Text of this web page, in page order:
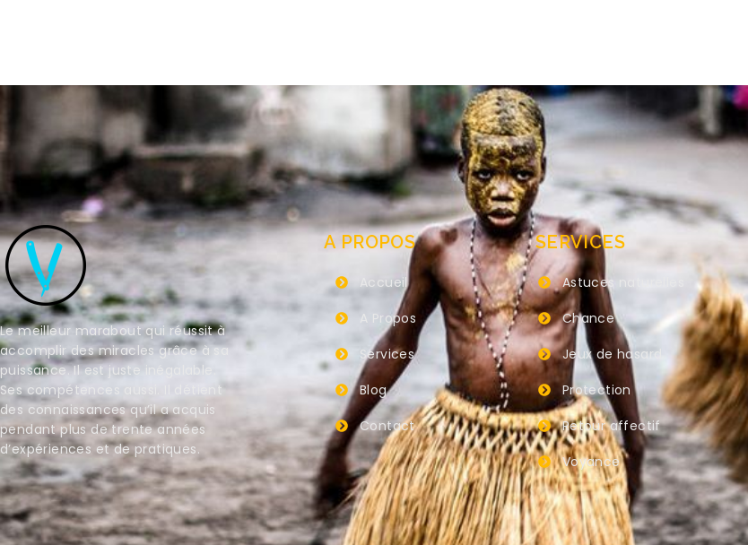
Le meilleur marabout qui réussit à
accomplir des miracles grâce à sa
puissance. Il est juste inégalable.
Ses compétences aussi. Il détient
des connaissances qu’il a acquis
pendant plus de trente années
d’expériences et de pratiques.
A PROPOS
Accueil
A Propos
Services
Blog
Contact
SERVICES
Astuces naturelles
Chance
Jeux de hasard
Protection
Retour affectif
Voyance